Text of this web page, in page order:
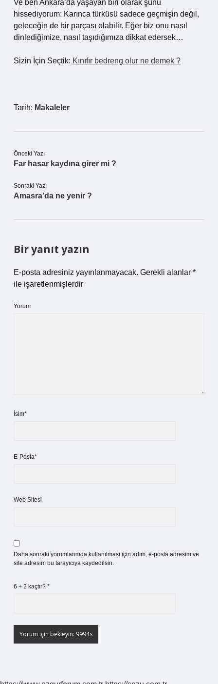
Ve ben Ankara’da yaşayan biri olarak şunu
hissediyorum: Karınca türküsü sadece geçmişin değil,
geleceğin de bir parçası olabilir. Eğer biz onu nasıl
dinlediğimize, nasıl taşıdığımıza dikkat edersek…
Sizin İçin Seçtik: Kınıfır bedreng olur ne demek ?
Tarih: Makaleler
Önceki Yazı
Far hasar kaydına girer mi ?
Sonraki Yazı
Amasra’da ne yenir ?
Bir yanıt yazın
E-posta adresiniz yayınlanmayacak. Gerekli alanlar *
ile işaretlenmişlerdir
Yorum
İsim*
E-Posta*
Web Sitesi
Daha sonraki yorumlarımda kullanılması için adım, e-posta adresim ve
site adresim bu tarayıcıya kaydedilsin.
6 + 2 kaçtır? *